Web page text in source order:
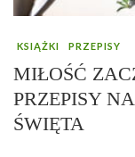
KSIĄŻKI PRZEPISY
MIŁOŚĆ
PRZEPISY
ŚWIĘTA